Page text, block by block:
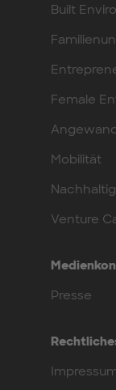
Built
Female
Mobilität
Venture
Presse